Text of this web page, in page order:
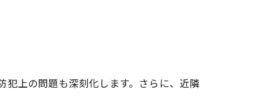
上の問題も深刻化します。さらに、近隣